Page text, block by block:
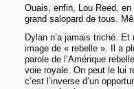
Ouais, enfin, Lou Reed,
grand salopard de tous.
Dylan n’a jamais triché.
image de « rebelle ». Il a
parole de l’Amérique
voie royale. On peut le lui
c’est l’inverse d’un